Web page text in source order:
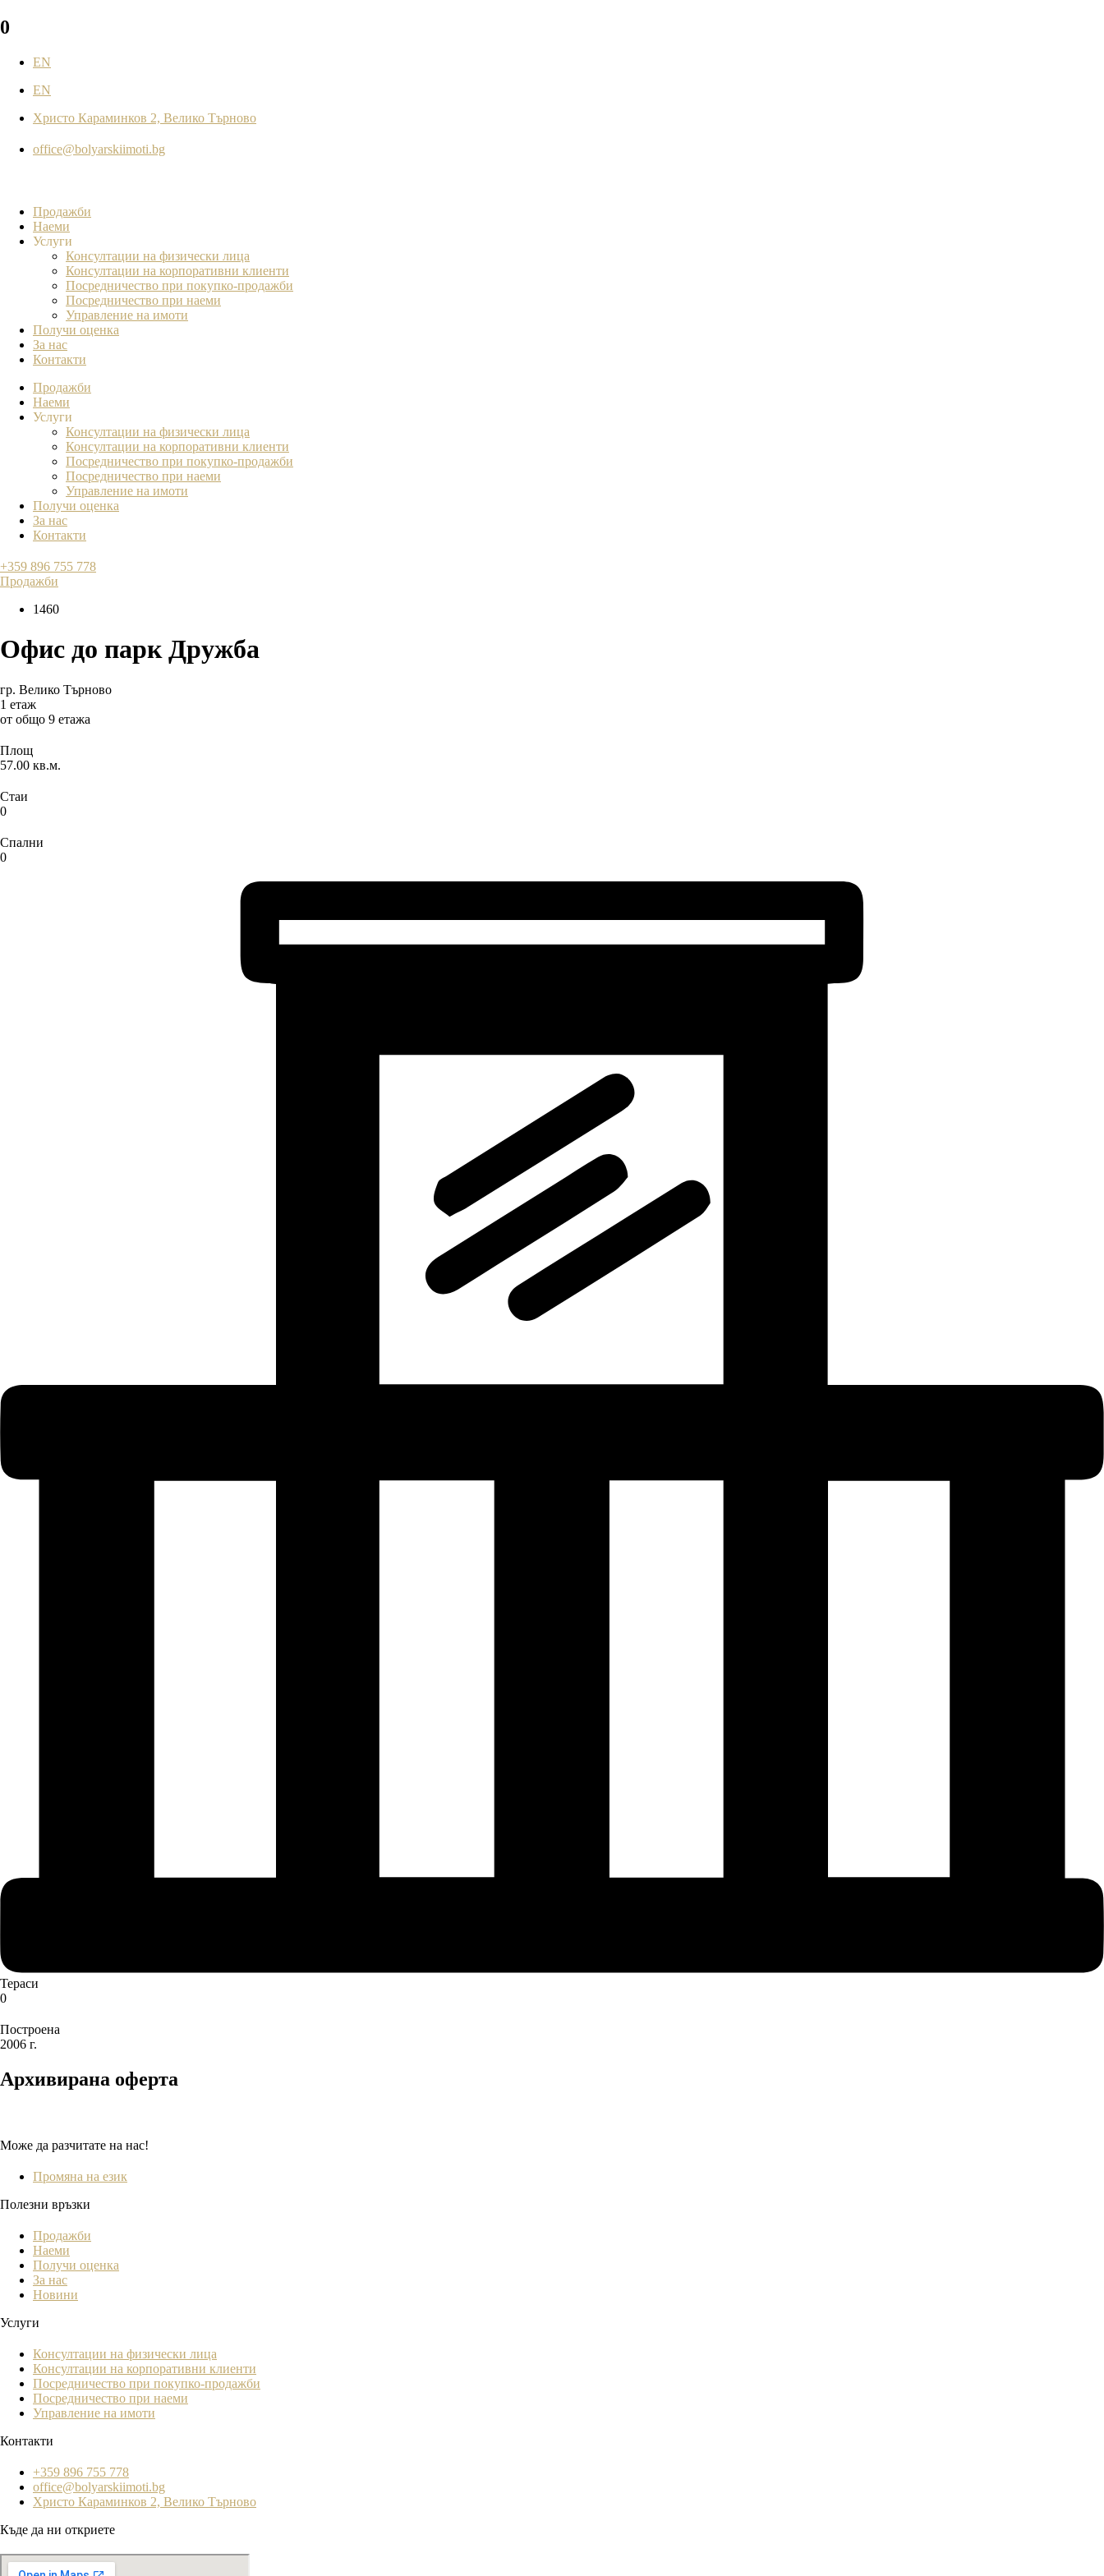
0
EN
EN
Христо Караминков 2, Велико Търново
office@bolyarskiimoti.bg
Продажби
Наеми
Услуги
Консултации на физически лица
Консултации на корпоративни клиенти
Посредничество при покупко-продажби
Посредничество при наеми
Управление на имоти
Получи оценка
За нас
Контакти
Продажби
Наеми
Услуги
Консултации на физически лица
Консултации на корпоративни клиенти
Посредничество при покупко-продажби
Посредничество при наеми
Управление на имоти
Получи оценка
За нас
Контакти
+359 896 755 778
Продажби
1460
Офис до парк Дружба
гр. Велико Търново
1 етаж
от общо 9 етажа
Площ
57.00 кв.м.
Стаи
0
Спални
0
Тераси
0
Построена
2006 г.
Архивирана оферта
Може да разчитате на нас!
Промяна на език
Полезни връзки
Продажби
Наеми
Получи оценка
За нас
Новини
Услуги
Консултации на физически лица
Консултации на корпоративни клиенти
Посредничество при покупко-продажби
Посредничество при наеми
Управление на имоти
Контакти
+359 896 755 778
office@bolyarskiimoti.bg
Христо Караминков 2, Велико Търново
Къде да ни откриете